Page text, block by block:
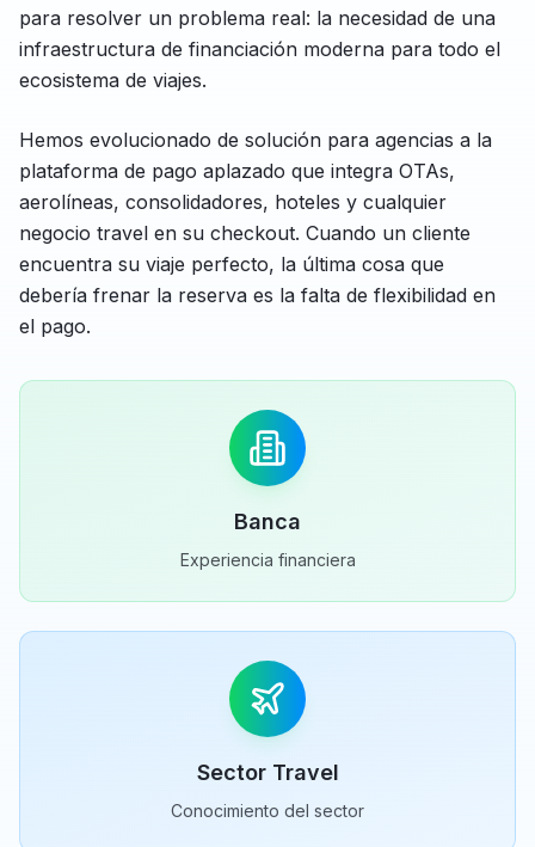
para resolver un problema real: la necesidad de una
infraestructura de financiación moderna para todo el
ecosistema de viajes.
Hemos evolucionado de solución para agencias a la
plataforma de pago aplazado que integra OTAs,
aerolíneas, consolidadores, hoteles y cualquier
negocio travel en su checkout. Cuando un cliente
encuentra su viaje perfecto, la última cosa que
debería frenar la reserva es la falta de flexibilidad en
el pago.
Banca
Experiencia financiera
Sector Travel
Conocimiento del sector